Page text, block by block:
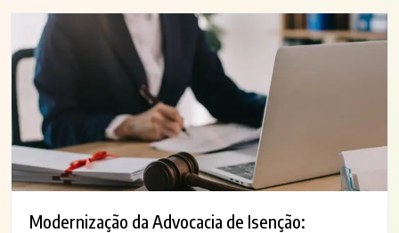
Modernização da Advocacia de Isenção: